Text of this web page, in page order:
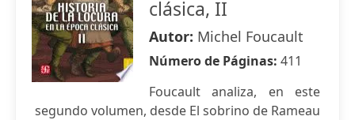
clásica, II
Autor: Michel Foucault
Número de Páginas: 411
Foucault analiza, en este
segundo volumen, desde El sobrino de Rameau